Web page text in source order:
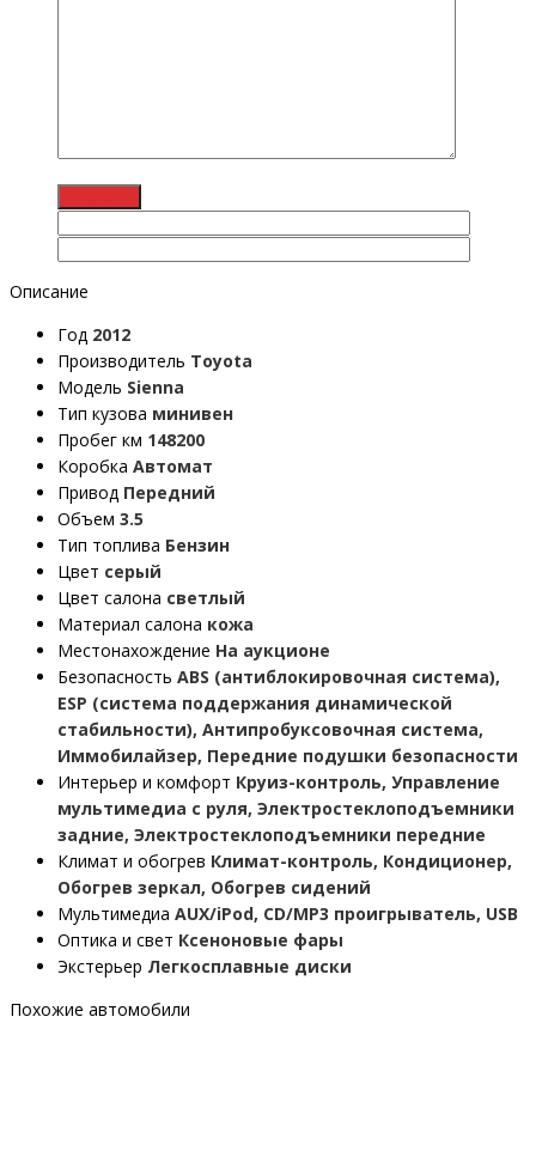
Описание
Год 2012
Производитель Toyota
Модель Sienna
Тип кузова минивен
Пробег км 148200
Коробка Автомат
Привод Передний
Объем 3.5
Тип топлива Бензин
Цвет серый
Цвет салона светлый
Материал салона кожа
Местонахождение На аукционе
Безопасность ABS (антиблокировочная система),
ESP (система поддержания динамической
стабильности), Антипробуксовочная система,
Иммобилайзер, Передние подушки безопасности
Интерьер и комфорт Круиз-контроль, Управление
мультимедиа с руля, Электростеклоподъемники
задние, Электростеклоподъемники передние
Климат и обогрев Климат-контроль, Кондиционер,
Обогрев зеркал, Обогрев сидений
Мультимедиа AUX/iPod, CD/MP3 проигрыватель, USB
Оптика и свет Ксеноновые фары
Экстерьер Легкосплавные диски
Похожие автомобили